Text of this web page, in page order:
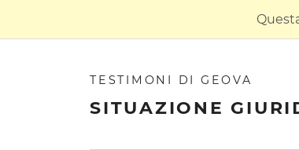
TESTIMONI DI GEOVA
SITUAZIONE